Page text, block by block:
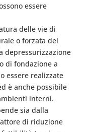
essere
delle vie di
o forzata del
depressurizzazione
di fondazione a
essere realizzate
è anche possibile
interni.
sia dalla
di riduzione